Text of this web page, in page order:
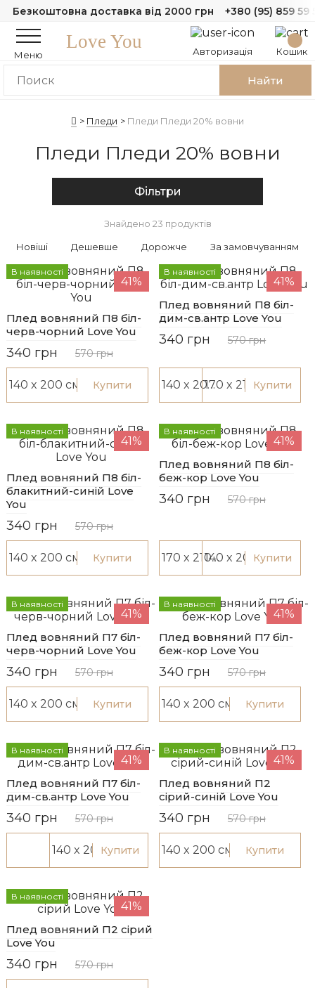
Безкоштовна доставка від 2000 грн +380 (95) 859 59
Меню
Love You Авторизація Кошик
Найти
Пледи Пледи Пледи 20% вовни
Пледи Пледи 20% вовни
Фільтри
Знайдено 23 продуктів
Новіші Дешевше Дорожче За замовчуванням
В наявності
41%
Плед вовняний П8 біл-
черв-чорний Love You
340 грн 570 грн
Купити
В наявності
41%
Плед вовняний П8 біл-
дим-св.антр Love You
340 грн 570 грн
Купити
В наявності
41%
Плед вовняний П8 біл-
блакитний-синій Love
You
340 грн 570 грн
Купити
В наявності
41%
Плед вовняний П8 біл-
беж-кор Love You
340 грн 570 грн
Купити
В наявності
41%
Плед вовняний П7 біл-
черв-чорний Love You
340 грн 570 грн
Купити
В наявності
41%
Плед вовняний П7 біл-
беж-кор Love You
340 грн 570 грн
Купити
В наявності
41%
Плед вовняний П7 бiл-
дим-св.антр Love You
340 грн 570 грн
Купити
В наявності
41%
Плед вовняний П2
сірий-синій Love You
340 грн 570 грн
Купити
В наявності
41%
Плед вовняний П2 сірий
Love You
340 грн 570 грн